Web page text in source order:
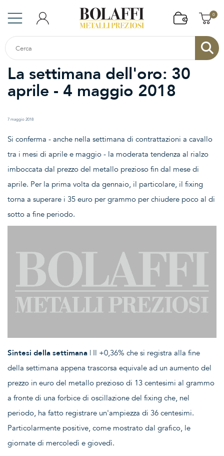
0
La settimana dell'oro: 30
aprile - 4 maggio 2018
7 maggio 2018
Si conferma - anche nella settimana di contrattazioni a cavallo
tra i mesi di aprile e maggio - la moderata tendenza al rialzo
imboccata dal prezzo del metallo prezioso fin dal mese di
aprile. Per la prima volta da gennaio, il particolare, il fixing
torna a superare i 35 euro per grammo per chiudere poco al di
sotto a fine periodo.
Sintesi della settimana | Il +0,36% che si registra alla fine
della settimana appena trascorsa equivale ad un aumento del
prezzo in euro del metallo prezioso di 13 centesimi al grammo
a fronte di una forbice di oscillazione del fixing che, nel
periodo, ha fatto registrare un'ampiezza di 36 centesimi.
Particolarmente positive, come mostrato dal grafico, le
giornate di mercoledì e giovedì.